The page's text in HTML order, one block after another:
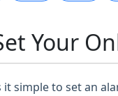
Your
it simple to set an